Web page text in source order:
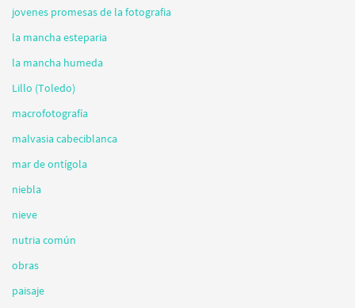
jovenes promesas de la fotografia
la mancha esteparia
la mancha humeda
Lillo (Toledo)
macrofotografía
malvasia cabeciblanca
mar de ontígola
niebla
nieve
nutria común
obras
paisaje